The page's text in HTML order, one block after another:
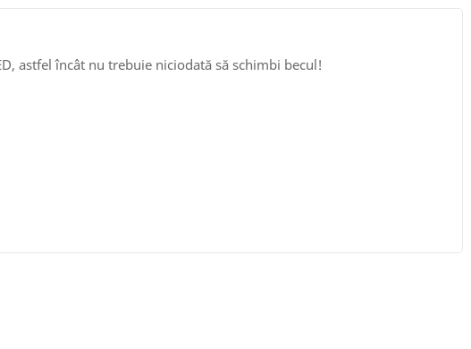
astfel încât nu trebuie niciodată să schimbi becul!